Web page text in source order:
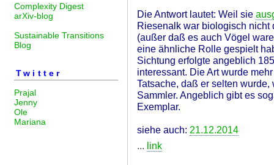
Complexity Digest
arXiv-blog
Sustainable Transitions
Blog
Twitter
Prajal
Jenny
Ole
Mariana
Die Antwort lautet: Weil sie
Riesenalk war biologisch nicht
(außer daß es auch Vögel
eine ähnliche Rolle gespielt
Sichtung erfolgte angeblich
interessant. Die Art wurde
Tatsache, daß er selten
Sammler. Angeblich gibt es
Exemplar.
siehe auch: 21.12.2014
... link